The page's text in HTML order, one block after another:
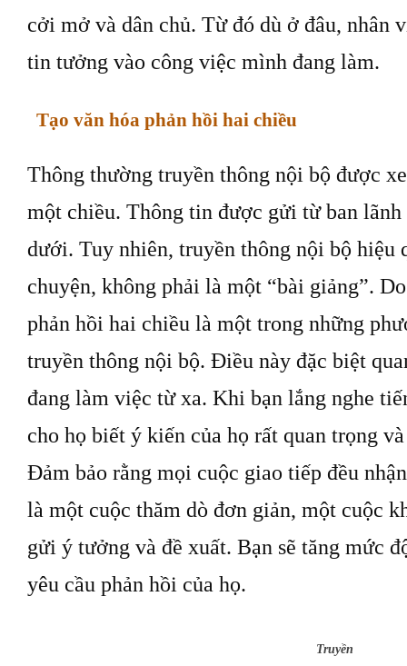
cởi mở và dân chủ. Từ đó dù ở đâu, nhân
tin tưởng vào công việc mình đang làm.
Tạo văn hóa phản hồi hai chiều
Thông thường truyền thông nội bộ được
một chiều. Thông tin được gửi từ ban
dưới. Tuy nhiên, truyền thông nội bộ hiệu
chuyện, không phải là một “bài giảng”.
phản hồi hai chiều là một trong những
truyền thông nội bộ. Điều này đặc biệt
đang làm việc từ xa. Khi bạn lắng nghe
cho họ biết ý kiến ​​của họ rất quan trọng
Đảm bảo rằng mọi cuộc giao tiếp đều
là một cuộc thăm dò đơn giản, một cuộc
gửi ý tưởng và đề xuất. Bạn sẽ tăng mức
yêu cầu phản hồi của họ.
Truyền